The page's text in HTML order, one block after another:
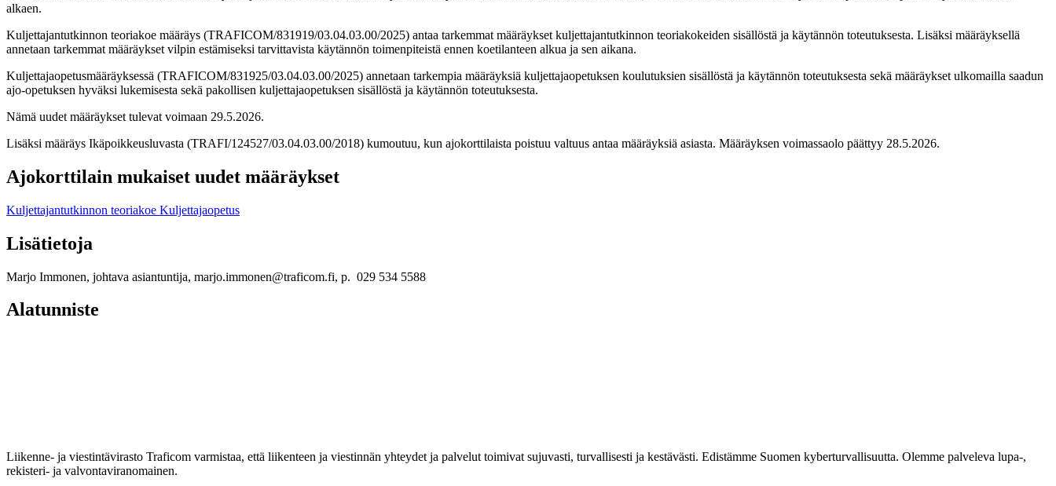
alkaen.
Kuljettajantutkinnon teoriakoe määräys (TRAFICOM/831919/03.04.03.00/2025) antaa tarkemmat määräykset kuljettajantutkinnon teoriakokeiden sisällöstä ja käytännön toteutuksesta. Lisäksi määräyksellä
annetaan tarkemmat määräykset vilpin estämiseksi tarvittavista käytännön toimenpiteistä ennen koetilanteen alkua ja sen aikana.
Kuljettajaopetusmääräyksessä (TRAFICOM/831925/03.04.03.00/2025) annetaan tarkempia määräyksiä kuljettajaopetuksen koulutuksien sisällöstä ja käytännön toteutuksesta sekä määräykset ulkomailla saadun
ajo-opetuksen hyväksi lukemisesta sekä pakollisen kuljettajaopetuksen sisällöstä ja käytännön toteutuksesta.
Nämä uudet määräykset tulevat voimaan 29.5.2026.
Lisäksi määräys Ikäpoikkeusluvasta (TRAFI/124527/03.04.03.00/2018) kumoutuu, kun ajokorttilaista poistuu valtuus antaa määräyksiä asiasta. Määräyksen voimassaolo päättyy 28.5.2026.
Ajokorttilain mukaiset uudet määräykset
Kuljettajantutkinnon teoriakoe Kuljettajaopetus
Lisätietoja
Marjo Immonen, johtava asiantuntija, marjo.immonen@traficom.fi, p. 029 534 5588
Alatunniste
Liikenne- ja viestintävirasto Traficom varmistaa, että liikenteen ja viestinnän yhteydet ja palvelut toimivat sujuvasti, turvallisesti ja kestävästi. Edistämme Suomen kyberturvallisuutta. Olemme palveleva lupa-,
rekisteri- ja valvontaviranomainen.